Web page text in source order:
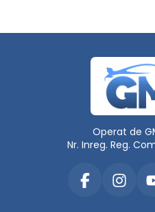
Operat de
Nr. Inreg. Reg.